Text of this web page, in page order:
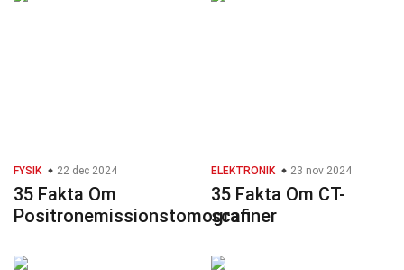
FYSIK 22 dec 2024
35 Fakta Om
Positronemissionstomografi
ELEKTRONIK 23 nov 2024
35 Fakta Om CT-
scanner